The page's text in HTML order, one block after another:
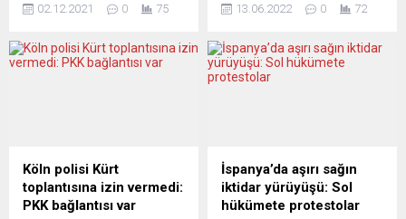
İstatistik Dairesi (Eurostat),
Bölgesi’nin ekim ayı işsizlik
verilerini yayımladı. Buna
seviyeyi korudu. Avro
Bölgesi’nde ise eylülde
yüzde 7,4 olan işsizlik,...
02.12.2021 0 75
Türk Medya Zirvesi”
Türk medyasına Basın İlan
Kurumu’nun ilan vermesi
Avrupa’nın çeşitli
ülkelerinden basın
mensuplarının yanı sıra,
13.06.2022 0 72
Köln polisi Kürt
toplantısına izin vermedi:
PKK bağlantısı var
İspanya’da aşırı sağın
iktidar yürüyüşü: Sol
hükümete protestolar